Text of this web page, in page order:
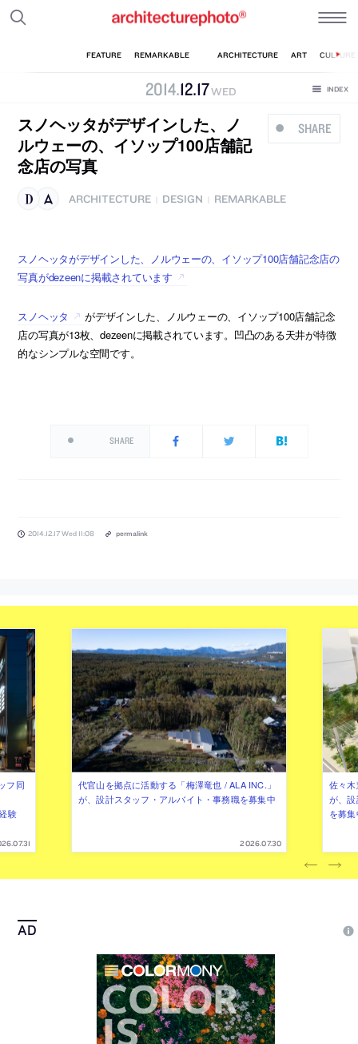
2014.12.17WED
SHARE
スノヘッタがデザインした、ノ
ルウェーの、イソップ100店舗記
念店の写真
ARCHITECTURE DESIGN REMARKABLE
スノヘッタがデザインした、ノルウェーの、イソップ100店舗記念店の
写真がdezeenに掲載されています
スノヘッタ
がデザインした、ノルウェーの、イソップ100店舗記念
店の写真が13枚、dezeenに掲載されています。凹凸のある天井が特徴
的なシンプルな空間です。
SHARE
2014.12.17 Wed 11:08 permalink
フ同
験
代官山を拠点に活動する「梅澤竜也 / ALA INC.」
が、設計スタッフ・アルバイト・事務職を募集中
2026.07.30
佐々
が、
を募